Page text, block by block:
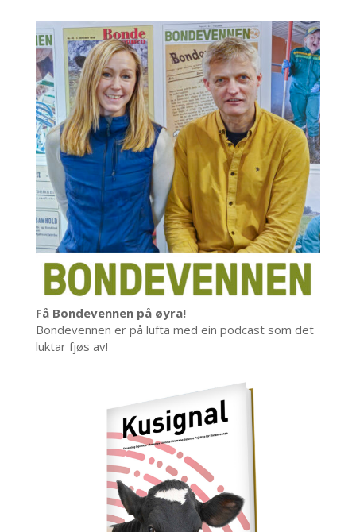
Få Bondevennen på øyra!
Bondevennen er på lufta med ein podcast som det
luktar fjøs av!